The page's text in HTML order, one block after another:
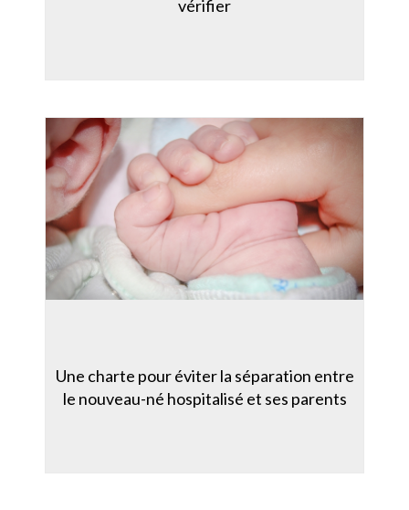
vérifier
Une charte pour éviter la séparation entre
le nouveau-né hospitalisé et ses parents